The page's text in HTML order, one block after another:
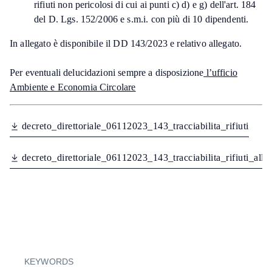
rifiuti non pericolosi di cui ai punti c) d) e g) dell'art. 184
del D. Lgs. 152/2006 e s.m.i. con più di 10 dipendenti.
In allegato è disponibile il DD 143/2023 e relativo allegato.
Per eventuali delucidazioni sempre a disposizione l’ufficio
Ambiente e Economia Circolare
decreto direttoriale _061 1 2023 143_tracciabilita _rifiuti
d
decreto direttoriale _061 1 2023 143_tracciabilita _rifiuti _all
KEYWORDS